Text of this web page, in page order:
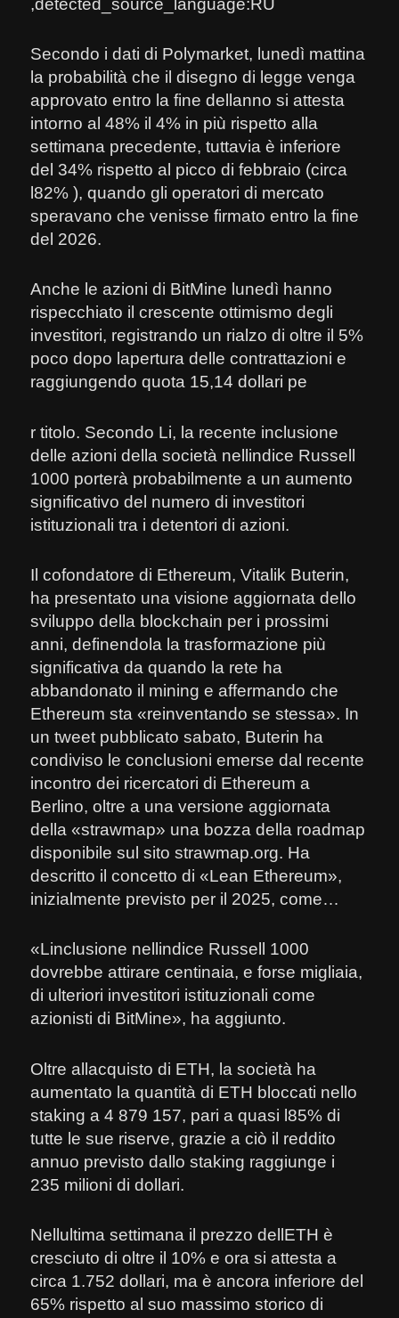
Secondo i dati di Polymarket, lunedì mattina
la probabilità che il disegno di legge venga
approvato entro la fine dellanno si attesta
intorno al 48% il 4% in più rispetto alla
settimana precedente, tuttavia è inferiore
del 34% rispetto al picco di febbraio (circa
l82% ), quando gli operatori di mercato
speravano che venisse firmato entro la fine
del 2026.
Anche le azioni di BitMine lunedì hanno
rispecchiato il crescente ottimismo degli
investitori, registrando un rialzo di oltre il 5%
poco dopo lapertura delle contrattazioni e
raggiungendo quota 15,14 dollari pe
r titolo. Secondo Li, la recente inclusione
delle azioni della società nellindice Russell
1000 porterà probabilmente a un aumento
significativo del numero di investitori
istituzionali tra i detentori di azioni.
Il cofondatore di Ethereum, Vitalik Buterin,
ha presentato una visione aggiornata dello
sviluppo della blockchain per i prossimi
anni, definendola la trasformazione più
significativa da quando la rete ha
abbandonato il mining e affermando che
Ethereum sta «reinventando se stessa». In
un tweet pubblicato sabato, Buterin ha
condiviso le conclusioni emerse dal recente
incontro dei ricercatori di Ethereum a
Berlino, oltre a una versione aggiornata
della «strawmap» una bozza della roadmap
disponibile sul sito strawmap.org. Ha
descritto il concetto di «Lean Ethereum»,
inizialmente previsto per il 2025, come…
«Linclusione nellindice Russell 1000
dovrebbe attirare centinaia, e forse migliaia,
di ulteriori investitori istituzionali come
azionisti di BitMine», ha aggiunto.
Oltre allacquisto di ETH, la società ha
aumentato la quantità di ETH bloccati nello
staking a 4 879 157, pari a quasi l85% di
tutte le sue riserve, grazie a ciò il reddito
annuo previsto dallo staking raggiunge i
235 milioni di dollari.
Nellultima settimana il prezzo dellETH è
cresciuto di oltre il 10% e ora si attesta a
circa 1.752 dollari, ma è ancora inferiore del
65% rispetto al suo massimo storico di